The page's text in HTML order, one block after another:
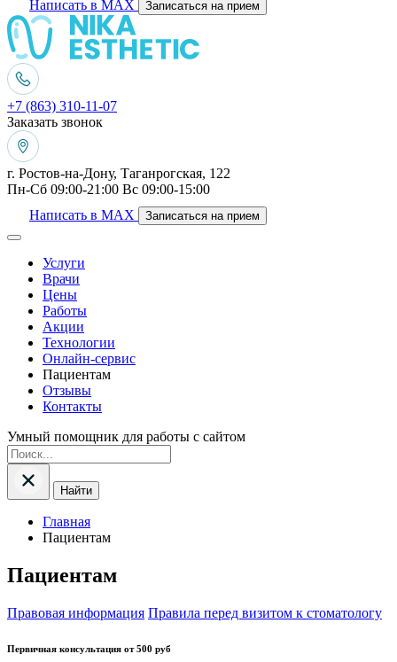
Написать в MAX
Записаться на прием
+7 (863) 310-11-07
Заказать звонок
г. Ростов-на-Дону, Таганрогская, 122
Пн-Сб 09:00-21:00 Вс 09:00-15:00
Написать в MAX
Записаться на прием
Услуги
Врачи
Цены
Работы
Акции
Технологии
Онлайн-сервис
Пациентам
Отзывы
Контакты
Умный помощник для работы с сайтом
Найти
Главная
Пациентам
Пациентам
Правовая информация Правила перед визитом к стоматологу
Первичная консультация от 500 руб